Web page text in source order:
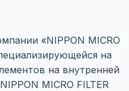
«NIPPON MICRO
на
на внутренней
MICRO FILTER